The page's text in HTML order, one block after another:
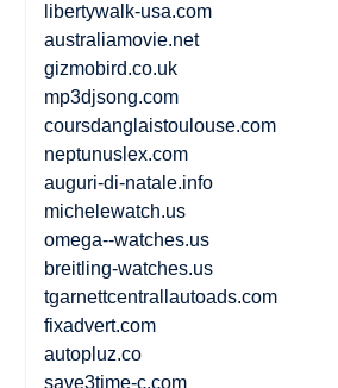
libertywalk-usa.com
australiamovie.net
gizmobird.co.uk
mp3djsong.com
coursdanglaistoulouse.com
neptunuslex.com
auguri-di-natale.info
michelewatch.us
omega--watches.us
breitling-watches.us
tgarnettcentrallautoads.com
fixadvert.com
autopluz.co
save3time-c.com